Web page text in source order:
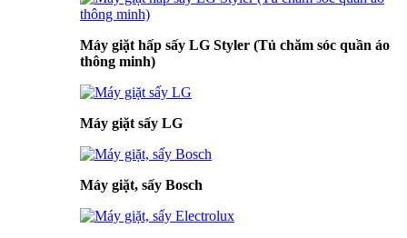
Máy giặt hấp sấy LG Styler (Tủ chăm sóc quần áo
thông minh)
Máy giặt sấy LG
Máy giặt, sấy Bosch